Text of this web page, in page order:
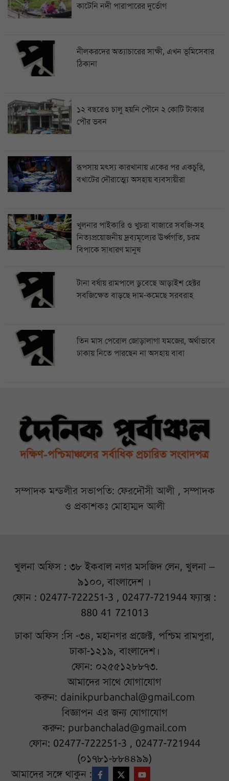
কাটেনি নদী পারাপারের দুর্ভোগ
নীলকরদের অত্যাচারের সাক্ষী, এখন ভূমিসেবার
ঠিকানা
১২ বছরেও চালু হয়নি পৌনে ২ কোটি টাকার
পৌর ভবন
রূপসায় মৎস্য কারখানায় একের পর একচুরি,
বখাটের দৌরাত্ম্যে অসহায় ব্যবসায়ীরা
খুলনার পাইকারি ও খুচরা বাজারে সবজি-সহ
নিত্যপ্রয়োজনীয় দ্রব্যমূল্যের ঊর্ধ্বগতি, চরম
বিপাকে সাধারণ মানুষ
টানা বর্ষায় রামপালে ডুবেছে আড়াইশ হেক্টর
সবজিক্ষেত বাড়ছে দাম-কমেছে সরবরাহ
তিন মাস পেরোল জোড়ালাগা যমজের, অর্থাভাবে
ঢাকায় নিতে পারছেন না অসহায় বাবা
সম্পাদক মন্ডলীর সভাপতি: ফেরদৌসী আলী , সম্পাদক
ও প্রকাশকঃ মোহাম্মদ আলী
খুলনা অফিস : ৩৮ ইকবাল নগর মসজিদ লেন, খুলনা –
৯১০০, বাংলাদেশ ।
ফোন : 02477-722251-3 , 02477-721944 ফ্যাক্স :
880 41 721013
ঢাকা অফিস :সি -৩৪, মহানগর প্রজেক্ট, পশ্চিম রামপুরা,
ঢাকা-১২১৯, বাংলাদেশ।
ফোন: ০২৫৫১২৮৮৭৩.
আমাদের সাথে যোগাযোগ
করুন: dainikpurbanchal@gmail.com
বিজ্ঞাপন এর জন্য যোগাযোগ
করুন: purbanchalad@gmail.com
ফোন: 02477-722251-3 , 02477-721944
(০১৭৮১-৮৮৪৪৯৯)
আমাদের সঙ্গে থাকুন :